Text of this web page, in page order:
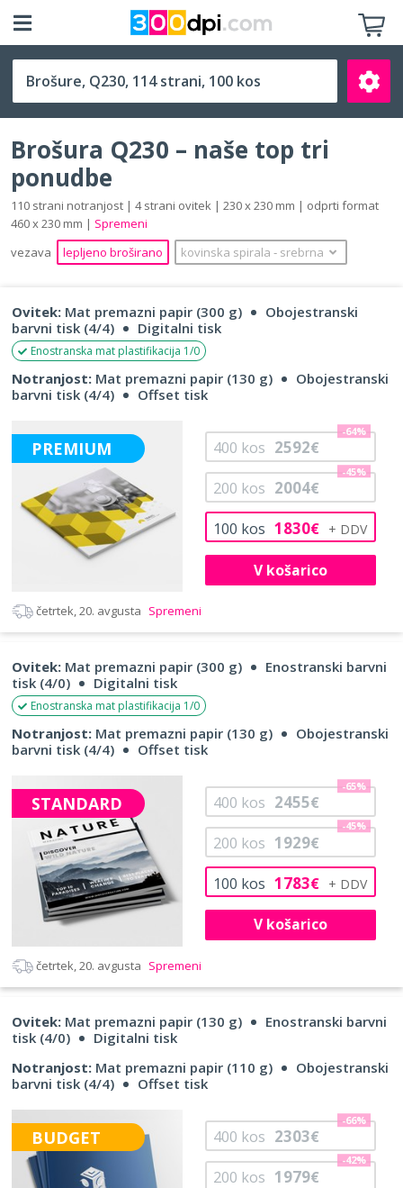
Q230 (230 x 230 mm)
Išči
Brošura Q230 – naše top tri
ponudbe
110 strani notranjost | 4 strani ovitek | 230 x 230 mm | odprti format
460 x 230 mm | Spremeni
vezava
lepljeno broširano kovinska spirala ‐ srebrna
Ovitek: Mat premazni papir (300 g)
Obojestranski
barvni tisk (4/4)
Digitalni tisk
Enostranska mat plastifikacija 1/0
Notranjost: Mat premazni papir (130 g)
Obojestranski
barvni tisk (4/4)
Offset tisk
PREMIUM
100 kos 1830€
200 kos 2004€
-45%
400 kos 2592€
-64%
V košarico
četrtek, 20. avgusta Spremeni
Ovitek: Mat premazni papir (300 g)
Enostranski barvni
tisk (4/0)
Digitalni tisk
Enostranska mat plastifikacija 1/0
Notranjost: Mat premazni papir (130 g)
Obojestranski
barvni tisk (4/4)
Offset tisk
STANDARD
100 kos 1783€
200 kos 1929€
-45%
400 kos 2455€
-65%
V košarico
četrtek, 20. avgusta Spremeni
Ovitek: Mat premazni papir (130 g)
Enostranski barvni
tisk (4/0)
Digitalni tisk
Notranjost: Mat premazni papir (110 g)
Obojestranski
barvni tisk (4/4)
Offset tisk
BUDGET
200 kos 1979€
-42%
400 kos 2303€
-66%